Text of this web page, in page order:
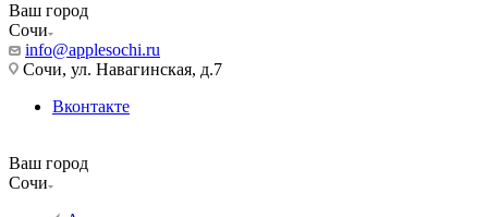
Ваш город
Сочи
info@applesochi.ru
Сочи, ул. Навагинская, д.7
Вконтакте
Ваш город
Сочи